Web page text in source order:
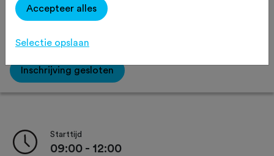
Inschrijving gesloten
Starttijd
09:00 - 12:00
Accepteer alles
Selectie opslaan